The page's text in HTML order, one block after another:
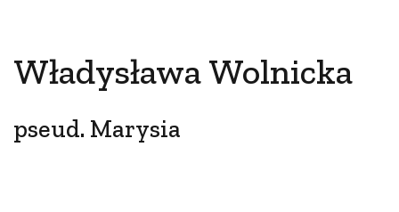
Władysława Wolnicka
pseud. Marysia